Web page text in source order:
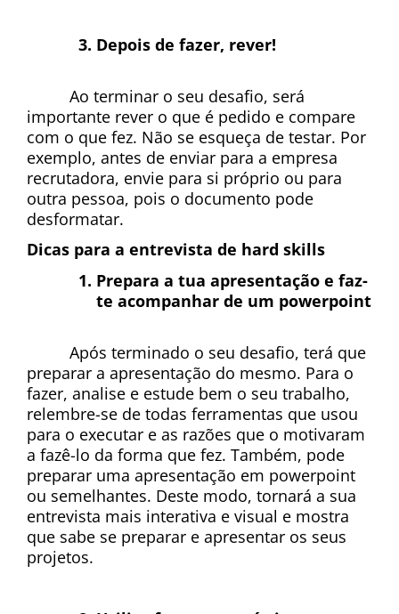
Depois de fazer, rever!
Ao terminar o seu desafio, será
importante rever o que é pedido e compare
com o que fez. Não se esqueça de testar. Por
exemplo, antes de enviar para a empresa
recrutadora, envie para si próprio ou para
outra pessoa, pois o documento pode
desformatar.
Dicas para a entrevista de hard skills
Prepara a tua apresentação e faz-
te acompanhar de um powerpoint
Após terminado o seu desafio, terá que
preparar a apresentação do mesmo. Para o
fazer, analise e estude bem o seu trabalho,
relembre-se de todas ferramentas que usou
para o executar e as razões que o motivaram
a fazê-lo da forma que fez. Também, pode
preparar uma apresentação em powerpoint
ou semelhantes. Deste modo, tornará a sua
entrevista mais interativa e visual e mostra
que sabe se preparar e apresentar os seus
projetos.